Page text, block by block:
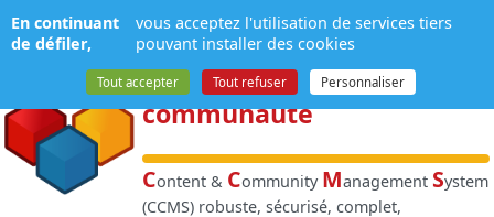
NPDS:Gestion de
contenuet de
communauté
Content & Community Management System
(CCMS) robuste, sécurisé, complet,
Panneau de gestion des cookies
En continuant
de défiler,
vous acceptez l'utilisation de services tiers
pouvant installer des cookies
Tout accepter Tout refuser Personnaliser